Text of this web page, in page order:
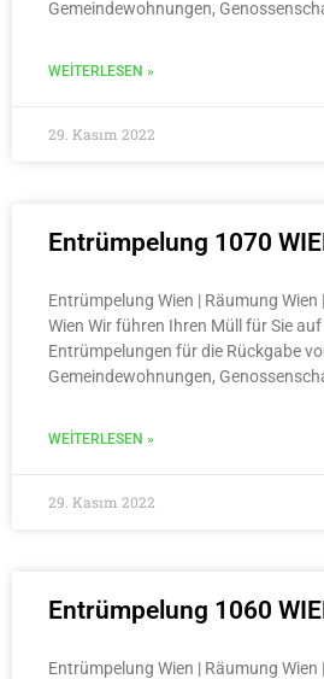
Gemeindewohnungen,
WEITERLESEN »
29. Kasım 2022
Entrümpelung 1070
Entrümpelung Wien | Räumung
Wien Wir führen Ihren Müll für Sie auf
Entrümpelungen für die Rückgabe
Gemeindewohnungen,
WEITERLESEN »
29. Kasım 2022
Entrümpelung 1060
Entrümpelung Wien | Räumung